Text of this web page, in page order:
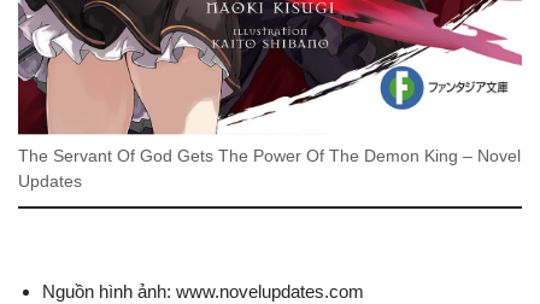
The Servant Of God Gets The Power Of The Demon King – Novel
Updates
Nguồn hình ảnh: www.novelupdates.com